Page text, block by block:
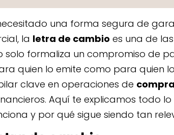
una forma segura de
la letra de cambio es una de
solo formaliza un compromiso de
quien lo emite como para quien
clave en operaciones de
Aquí te explicamos todo
y por qué sigue siendo tan